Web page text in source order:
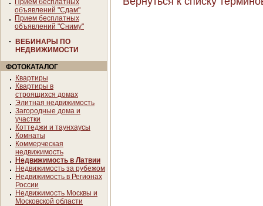
Прием бесплатных
объявлений "Сдам"
Прием бесплатных
объявлений "Сниму"
ВЕБИНАРЫ ПО
НЕДВИЖИМОСТИ
ФОТОКАТАЛОГ
Квартиры
Квартиры в
строящихся домах
Элитная недвижимость
Загородные дома и
участки
Коттеджи и таунхаусы
Комнаты
Коммерческая
недвижимость
Недвижимость в Латвии
Недвижимость за рубежом
Недвижимость в Регионах
России
Недвижимость Москвы и
Московской области